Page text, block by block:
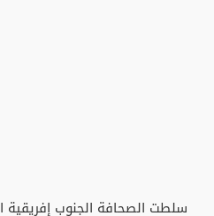
سلطت الصحافة الجنوب إفريقية